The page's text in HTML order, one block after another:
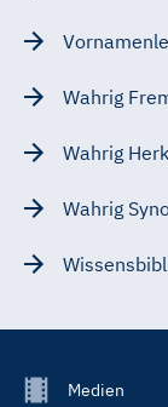
Wahrig
Wahrig
Wahrig
FooterMedien